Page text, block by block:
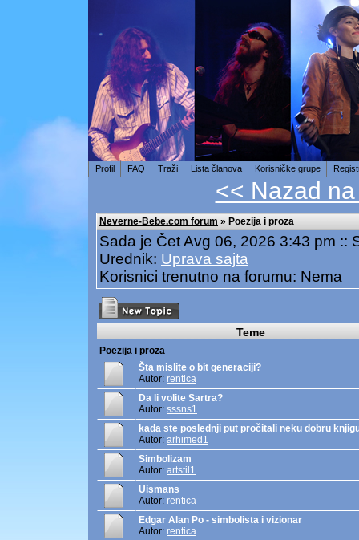
Profil FAQ Traži Lista članova Korisničke grupe
<< Nazad
Neverne-Bebe.com forum » Poezija i proza
Sada je Čet Avg 06, 2026 3:43 pm ::
Urednik: Uprava sajta
Korisnici trenutno na forumu: Nema
Teme
Poezija i proza
Šta mislite o bit generaciji?
Autor: rentica
Da li volite Sartra?
Autor: sssns1
kada ste poslednji put pročitali neku dobru
Autor: arhimed1
Simbolizam
Autor: artstil1
Uismans
Autor: rentica
Edgar Alan Po - simbolista i vizionar
Autor: rentica